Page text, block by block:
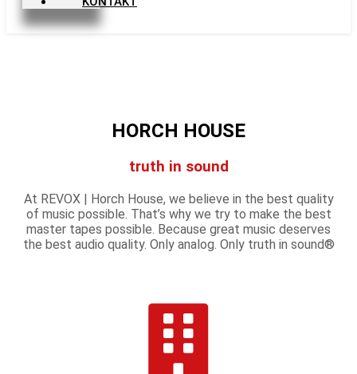
HORCH HOUSE
truth in sound
At REVOX | Horch House, we believe in the best quality
of music possible. That’s why we try to make the best
master tapes possible. Because great music deserves
the best audio quality. Only analog. Only truth in sound®